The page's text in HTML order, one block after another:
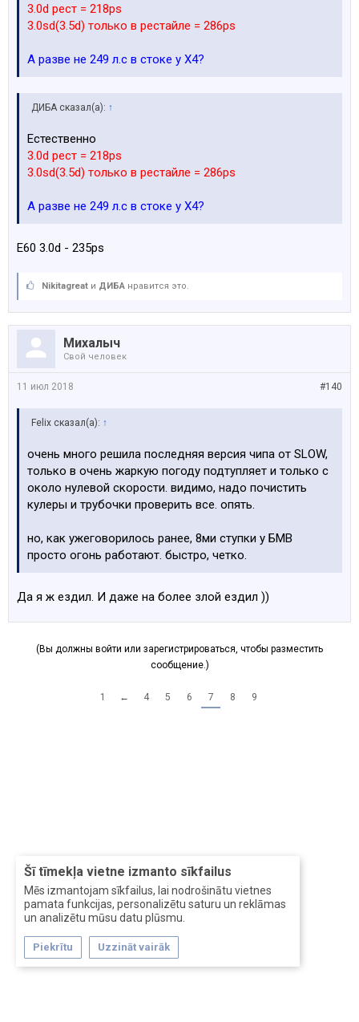
Šī tīmekļa vietne izmanto sīkfailus
Mēs izmantojam sīkfailus, lai nodrošinātu vietnes
pamata funkcijas, personalizētu saturu un reklāmas
un analizētu mūsu datu plūsmu.
Piekrītu Uzzināt vairāk
3.0d рест = 218ps
3.0sd(3.5d) только в рестайле = 286ps
А разве не 249 л.с в стоке у Х4?
ДИБА сказал(а): ↑
Естественно
3.0d рест = 218ps
3.0sd(3.5d) только в рестайле = 286ps
А разве не 249 л.с в стоке у Х4?
E60 3.0d - 235ps
Nikitagreat и ДИБА нравится это.
Михалыч
Свой человек
#140
11 июл 2018
Felix сказал(а): ↑
очень много решила последняя версия чипа от SLOW,
только в очень жаркую погоду подтупляет и только с
около нулевой скорости. видимо, надо почистить
кулеры и трубочки проверить все. опять.
но, как ужеговорилось ранее, 8ми ступки у БМВ
просто огонь работают. быстро, четко.
Да я ж ездил. И даже на более злой ездил ))
(Вы должны войти или зарегистрироваться, чтобы разместить
сообщение.)
1 ← 4 5 6 7 8 9